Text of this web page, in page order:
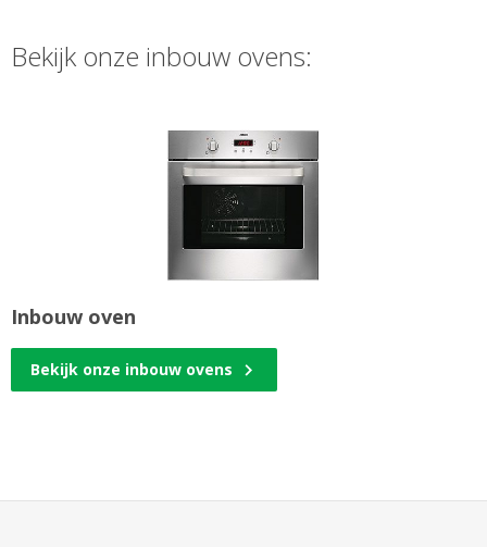
Bekijk onze inbouw ovens:
Inbouw oven
Bekijk onze inbouw ovens